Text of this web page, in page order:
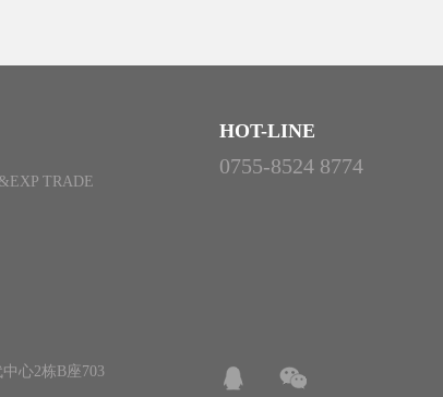
TRADE
心2栋B座703
HOT-LINE
0755-8524 8774